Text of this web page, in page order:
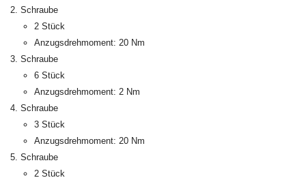
Schraube
2 Stück
Anzugsdrehmoment: 20 Nm
Schraube
6 Stück
Anzugsdrehmoment: 2 Nm
Schraube
3 Stück
Anzugsdrehmoment: 20 Nm
Schraube
2 Stück